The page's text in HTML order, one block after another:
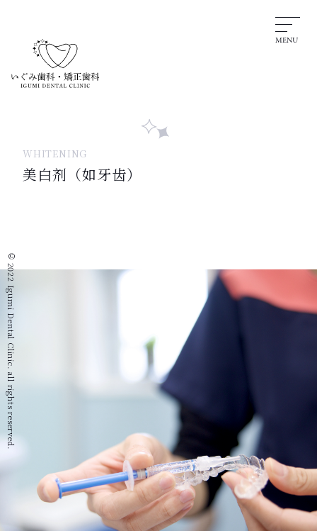
MENU
WHITENING
美白剂（如牙齿）
© 2022 Igumi Dental Clinic. all rights reserved.